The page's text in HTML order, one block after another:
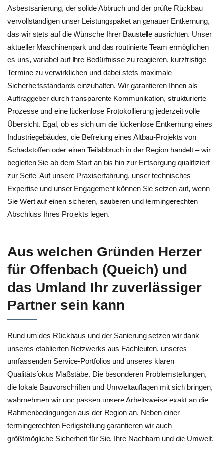
Asbestsanierung, der solide Abbruch und der prüfte Rückbau
vervollständigen unser Leistungspaket an genauer Entkernung,
das wir stets auf die Wünsche Ihrer Baustelle ausrichten. Unser
aktueller Maschinenpark und das routinierte Team ermöglichen
es uns, variabel auf Ihre Bedürfnisse zu reagieren, kurzfristige
Termine zu verwirklichen und dabei stets maximale
Sicherheitsstandards einzuhalten. Wir garantieren Ihnen als
Auftraggeber durch transparente Kommunikation, strukturierte
Prozesse und eine lückenlose Protokollierung jederzeit volle
Übersicht. Egal, ob es sich um die lückenlose Entkernung eines
Industriegebäudes, die Befreiung eines Altbau-Projekts von
Schadstoffen oder einen Teilabbruch in der Region handelt – wir
begleiten Sie ab dem Start an bis hin zur Entsorgung qualifiziert
zur Seite. Auf unsere Praxiserfahrung, unser technisches
Expertise und unser Engagement können Sie setzen auf, wenn
Sie Wert auf einen sicheren, sauberen und termingerechten
Abschluss Ihres Projekts legen.
Aus welchen Gründen Herzer
für Offenbach (Queich) und
das Umland Ihr zuverlässiger
Partner sein kann
Rund um des Rückbaus und der Sanierung setzen wir dank
unseres etablierten Netzwerks aus Fachleuten, unseres
umfassenden Service-Portfolios und unseres klaren
Qualitätsfokus Maßstäbe. Die besonderen Problemstellungen,
die lokale Bauvorschriften und Umweltauflagen mit sich bringen,
wahrnehmen wir und passen unsere Arbeitsweise exakt an die
Rahmenbedingungen aus der Region an. Neben einer
termingerechten Fertigstellung garantieren wir auch
größtmögliche Sicherheit für Sie, Ihre Nachbarn und die Umwelt.